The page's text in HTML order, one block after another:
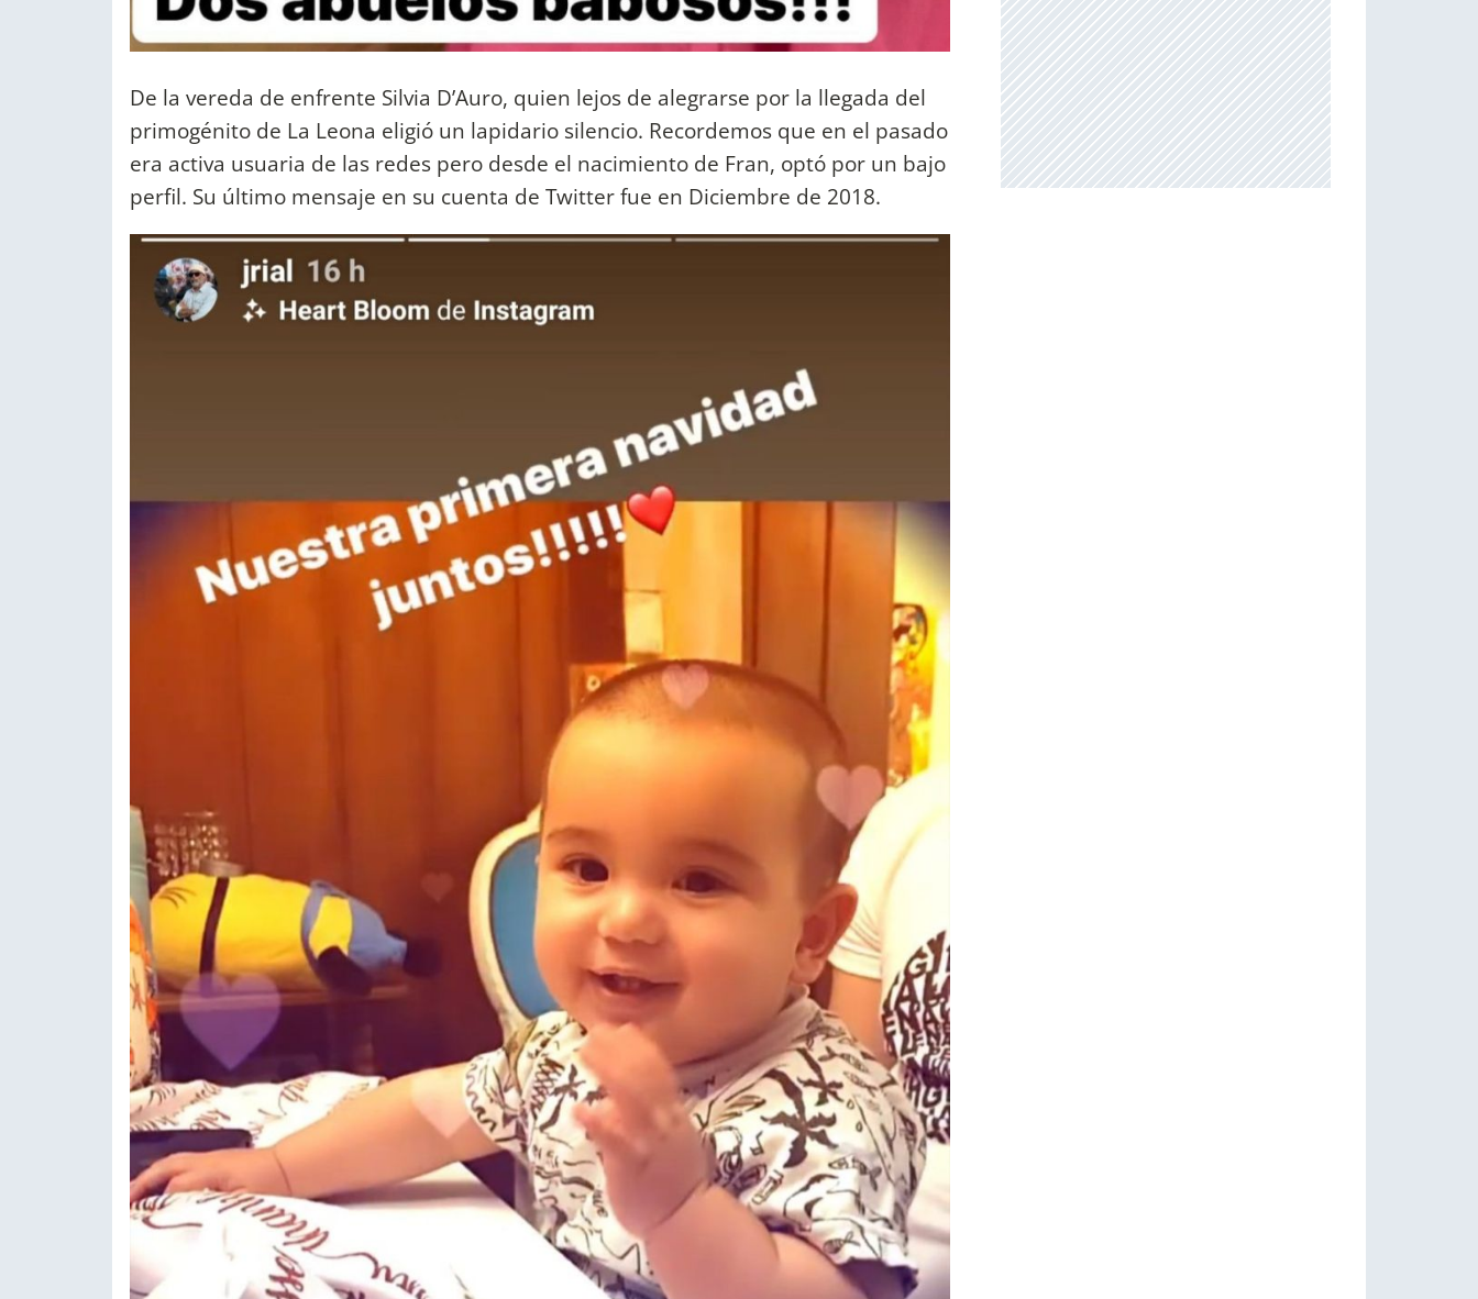
De la vereda de enfrente Silvia D’Auro, quien lejos de alegrarse por la llegada del
primogénito de La Leona eligió un lapidario silencio. Recordemos que en el pasado
era activa usuaria de las redes pero desde el nacimiento de Fran, optó por un bajo
perfil. Su último mensaje en su cuenta de Twitter fue en Diciembre de 2018.